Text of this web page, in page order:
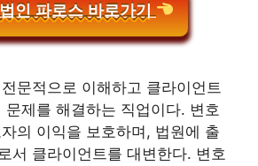
인 파로스 바로가기
문적으로 이해하고 클라이언트
문제를 해결하는 직업이다. 변호
의 이익을 보호하며, 법원에 출
서 클라이언트를 대변한다. 변호